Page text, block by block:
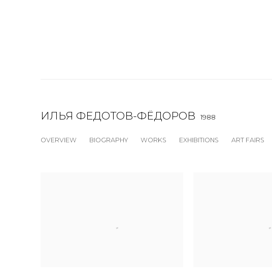
ИЛЬЯ ФЕДОТОВ-ФЁДОРОВ 1988
OVERVIEW BIOGRAPHY WORKS EXHIBITIONS ART FAIRS